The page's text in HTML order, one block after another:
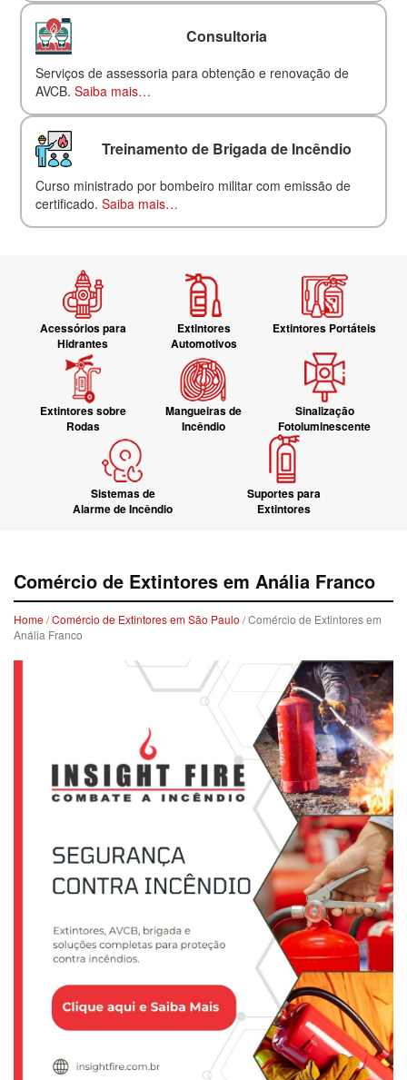
Consultoria
Serviços de assessoria para obtenção e renovação de
AVCB.Saiba mais…
Treinamento de Brigada de Incêndio
Curso ministrado por bombeiro militar com emissão de
certificado.Saiba mais…
Acessórios para
Hidrantes
Extintores
Automotivos
Extintores Portáteis
Extintores sobre
Rodas
Mangueiras de
Incêndio
Sinalização
Fotoluminescente
Sistemas de
Alarme de Incêndio
Suportes para
Extintores
Comércio de Extintores em Anália Franco
Home/Comércio de Extintores em São Paulo / Comércio de Extintores em
Anália Franco